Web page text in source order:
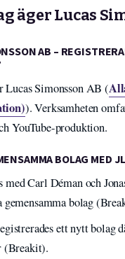
äger Lucas
AB –
Lucas Simonsson AB (
). Verksamheten
YouTube-produktion.
BOLAG MED
Carl Déman och
gemensamma bolag
ett nytt bolag
(Breakit).